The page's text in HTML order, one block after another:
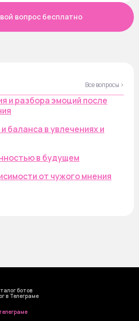
вопрос бесплатно
Все вопросы ›
и разбора эмоций после
баланса в увлечениях и
в будущем
от чужого мнения
ботов
в Телеграме